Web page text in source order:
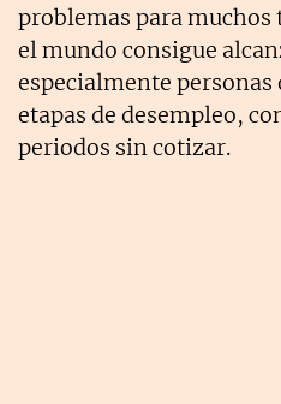
problemas para muchos
el mundo consigue
especialmente personas
etapas de desempleo,
periodos sin cotizar.